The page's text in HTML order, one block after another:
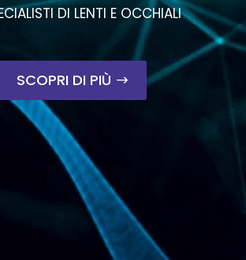
DI LENTI E OCCHIALI
SCOPRI DI PIÙ